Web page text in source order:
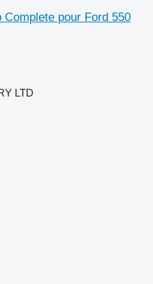
Complete pour Ford 550
LTD